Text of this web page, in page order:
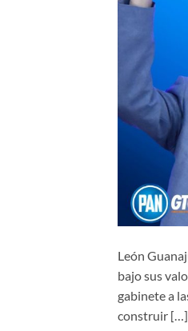
León
bajo sus
gabinete a
construir […]